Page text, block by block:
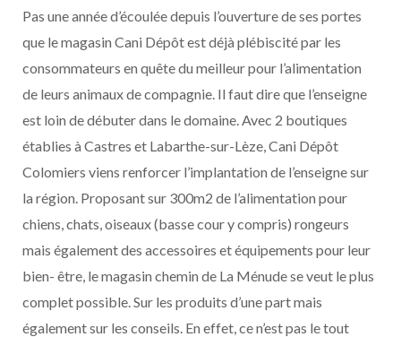
Pas une année d’écoulée depuis l’ouverture de ses portes
que le magasin Cani Dépôt est déjà plébiscité par les
consommateurs en quête du meilleur pour l’alimentation
de leurs animaux de compagnie. Il faut dire que l’enseigne
est loin de débuter dans le domaine. Avec 2 boutiques
établies à Castres et Labarthe-sur-Lèze, Cani Dépôt
Colomiers viens renforcer l’implantation de l’enseigne sur
la région. Proposant sur 300m2 de l’alimentation pour
chiens, chats, oiseaux (basse cour y compris) rongeurs
mais également des accessoires et équipements pour leur
bien- être, le magasin chemin de La Ménude se veut le plus
complet possible. Sur les produits d’une part mais
également sur les conseils. En effet, ce n’est pas le tout